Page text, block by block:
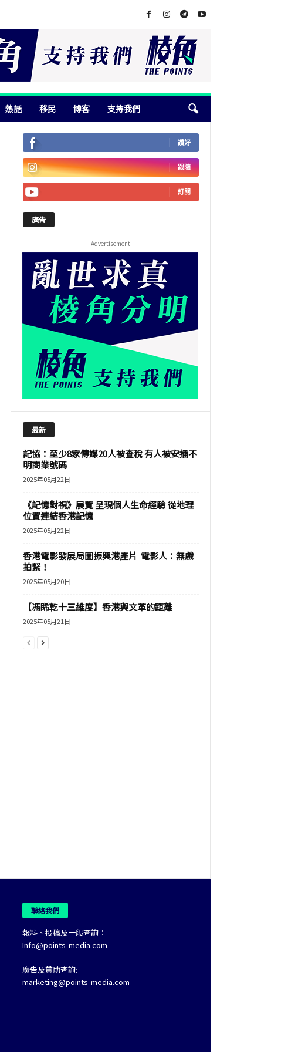
熱話 移民 博客 支持我們
讚好
跟隨
訂閱
廣告
- Advertisement -
最新
記協：至少8家傳媒20人被查稅 有人被安插不
明商業號碼
2025年05月22日
《記憶對視》展覽 呈現個人生命經驗 從地理
位置連結香港記憶
2025年05月22日
香港電影發展局圖振興港產片 電影人：無戲
拍緊！
2025年05月20日
【馮睎乾十三維度】香港與文革的距離
2025年05月21日
聯絡我們
報料、投稿及一般查詢：
Info@points-media.com
廣告及贊助查詢:
marketing@points-media.com